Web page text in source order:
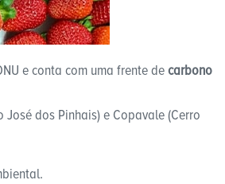
e conta com uma frente decarbono
dos Pinhais) e Copavale (Cerro